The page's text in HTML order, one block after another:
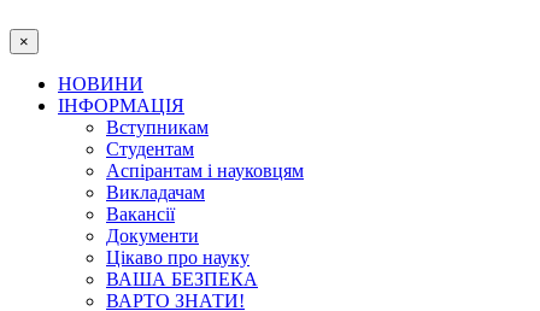
×
НОВИНИ
ІНФОРМАЦІЯ
Вступникам
Студентам
Аспірантам і науковцям
Викладачам
Вакансії
Документи
Цікаво про науку
ВАША БЕЗПЕКА
ВАРТО ЗНАТИ!